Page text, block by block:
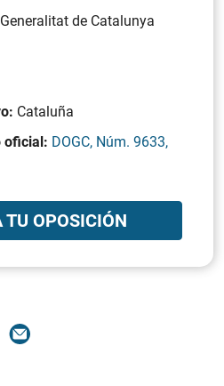
Generalitat de Catalunya
Cataluña
oficial: DOGC, Núm. 9633,
TU OPOSICIÓN